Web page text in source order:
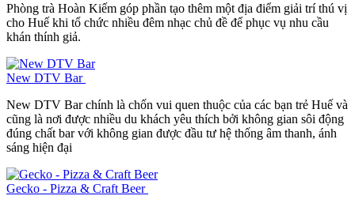
Phòng trà Hoàn Kiếm góp phần tạo thêm một địa điểm giải trí thú vị
cho Huế khi tổ chức nhiều đêm nhạc chủ đề để phục vụ nhu cầu
khán thính giả.
New DTV Bar
New DTV Bar chính là chốn vui quen thuộc của các bạn trẻ Huế và
cũng là nơi được nhiều du khách yêu thích bởi không gian sôi động
đúng chất bar với không gian được đầu tư hệ thống âm thanh, ánh
sáng hiện đại
Gecko - Pizza & Craft Beer